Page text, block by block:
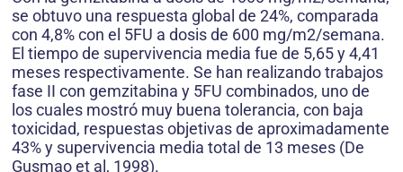
se obtuvo una respuesta global de 24%, comparada
con 4,8% con el 5FU a dosis de 600 mg/m2/semana.
El tiempo de supervivencia media fue de 5,65 y 4,41
meses respectivamente. Se han realizando trabajos
fase II con gemzitabina y 5FU combinados, uno de
los cuales mostró muy buena tolerancia, con baja
toxicidad, respuestas objetivas de aproximadamente
43% y supervivencia media total de 13 meses (De
Gusmao et al, 1998).